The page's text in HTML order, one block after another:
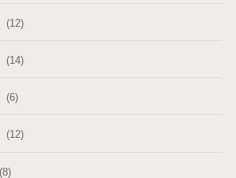
(12)
(14)
(6)
(12)
(8)